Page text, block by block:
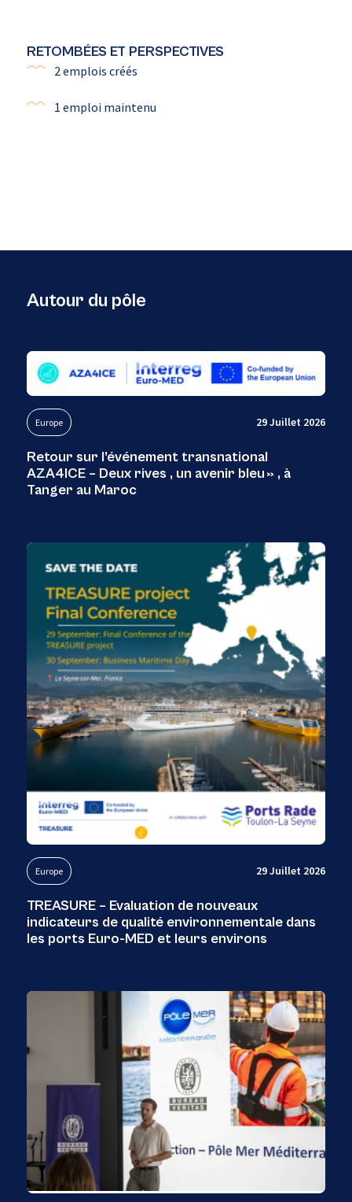
RETOMBÉES ET PERSPECTIVES
2 emplois créés
1 emploi maintenu
Autour du pôle
Europe 29 Juillet 2026
Retour sur l’événement transnational
AZA4ICE – Deux rives , un avenir bleu » , à
Tanger au Maroc
Europe 29 Juillet 2026
TREASURE – Evaluation de nouveaux
indicateurs de qualité environnementale dans
les ports Euro-MED et leurs environs